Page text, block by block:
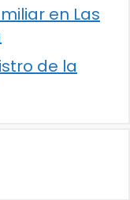
en Las
de la